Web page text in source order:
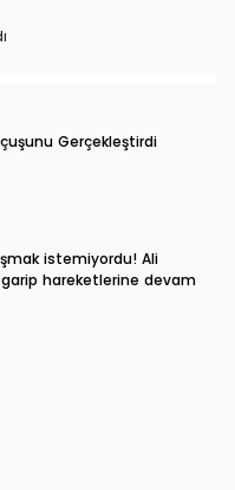
Gerçekleştirdi
istemiyordu! Ali
garip hareketlerine devam